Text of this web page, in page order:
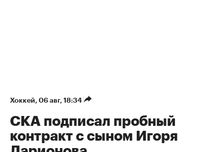
Хоккей⁠, 06 авг, 18:34
СКА подписал пробный
контракт с сыном Игоря